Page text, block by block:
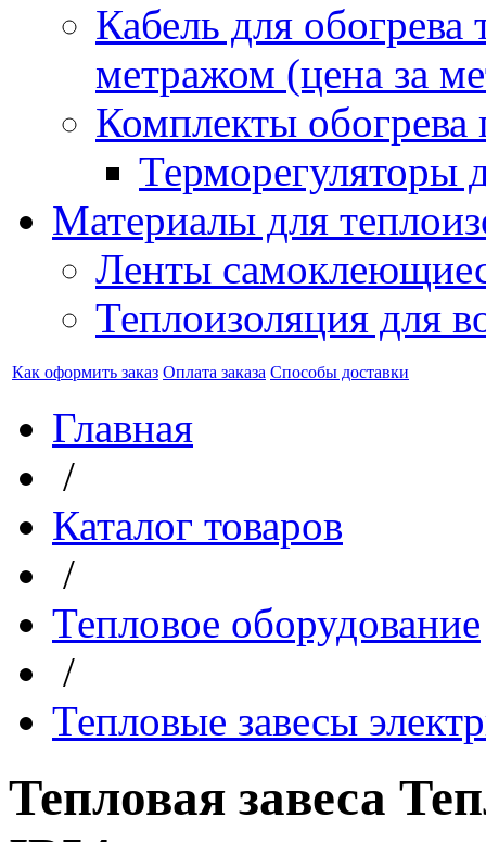
Кабель для обогрева
метражом (цена за
Комплекты обогрева
Терморегуляторы
Материалы для
Ленты
Теплоизоляция для
Как оформить заказ Оплата заказа Способы доставки
Главная
/
Каталог товаров
/
Тепловое оборудование
/
Тепловые завесы
Тепловая завеса